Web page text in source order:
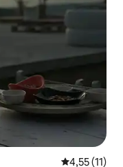
Évaluation
4,55 (11)